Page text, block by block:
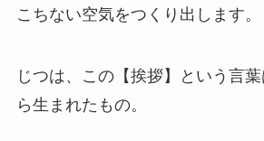
こちない空気をつくり出します。
じつは、この【挨拶】という言
ら生まれたもの。